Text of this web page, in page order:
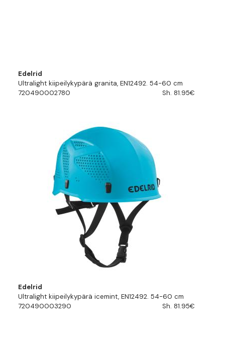
Edelrid
Ultralight kiipeilykypärä granita, EN12492. 54-60 cm
720490002780
Sh. 81.95€
Edelrid
Ultralight kiipeilykypärä icemint, EN12492. 54-60 cm
720490003290
Sh. 81.95€